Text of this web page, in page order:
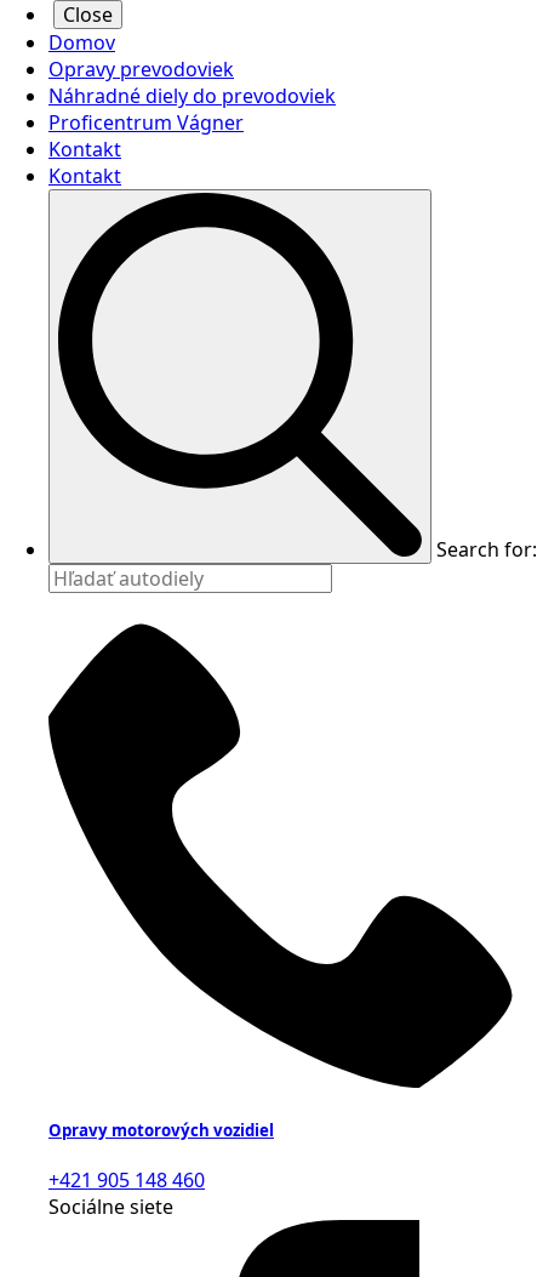
Close
Domov
Opravy prevodoviek
Náhradné diely do prevodoviek
Proficentrum Vágner
Kontakt
Kontakt
Search for:
Opravy motorových vozidiel
+421 905 148 460
Sociálne siete